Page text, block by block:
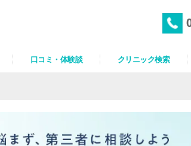
口コミ・体験談 クリニック検索